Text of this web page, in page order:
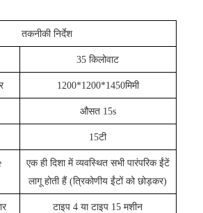
तकनीकी निर्देश
35 किलोवाट
1200*1200*1450मिमी
औसत 15s
15टी
एक ही दिशा में व्यवस्थित सभी पारंपरिक ईंटें
लागू होती हैं (त्रिकोणीय ईंटों को छोड़कर)
टाइप 4 या टाइप 15 मशीन